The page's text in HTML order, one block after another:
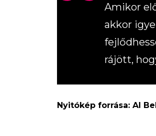
Amikor
akkor
rájött,
Nyitókép forrása: Al